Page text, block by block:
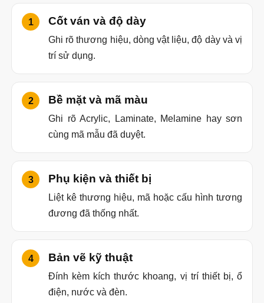
Cốt ván và độ dày
Ghi rõ thương hiệu, dòng vật liệu, độ dày và vị
trí sử dụng.
Bề mặt và mã màu
Ghi rõ Acrylic, Laminate, Melamine hay sơn
cùng mã mẫu đã duyệt.
Phụ kiện và thiết bị
Liệt kê thương hiệu, mã hoặc cấu hình tương
đương đã thống nhất.
Bản vẽ kỹ thuật
Đính kèm kích thước khoang, vị trí thiết bị, ổ
điện, nước và đèn.